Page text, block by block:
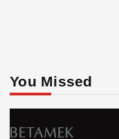
You Missed